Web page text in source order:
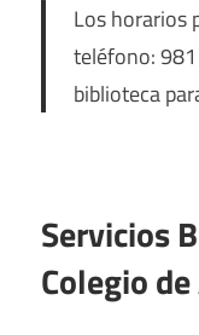
Los horarios
teléfono:
biblioteca
Servicios
Colegio